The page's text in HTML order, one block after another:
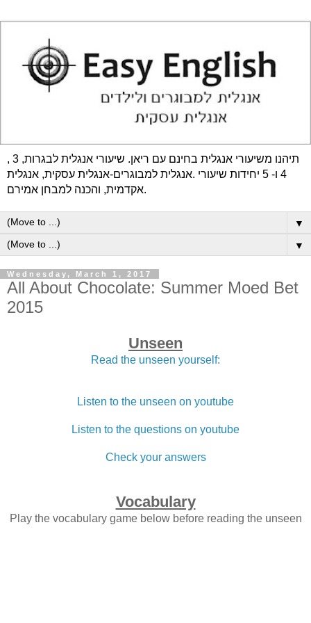
תיהנו משיעורי אנגלית בחינם עם ריאן. שיעורי אנגלית לבגרות, 3 ,
4 ו- 5 יחידות שיעורי .אנגלית למבוגרים-אנגלית עסקית, אנגלית
אקדמית, והכנה למבחן אמירם.
▼
▼
Wednesday, March 1, 2017
All About Chocolate: Summer Moed Bet
2015
Unseen
Read the unseen yourself:
Listen to the unseen on youtube
Listen to the questions on youtube
Check your answers
Vocabulary
Play the vocabulary game below before reading the unseen